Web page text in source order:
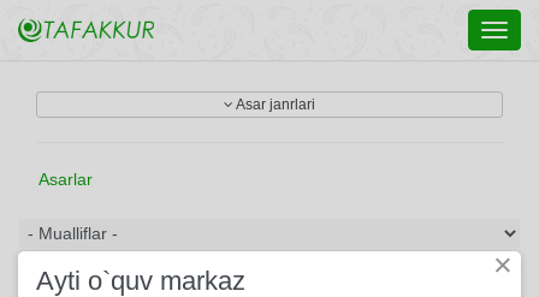
Asar janrlari
Asarlar
×
Ayti o`quv markaz